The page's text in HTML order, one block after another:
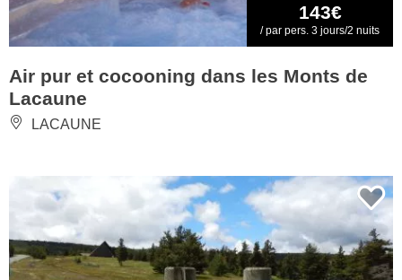
143€
/ par pers. 3 jours/2 nuits
Air pur et cocooning dans les Monts de
Lacaune
LACAUNE